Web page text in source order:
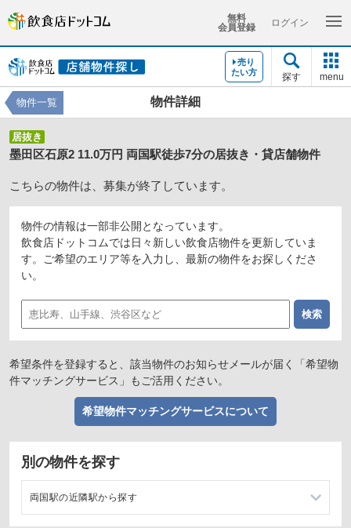
無料
会員登録
ログイン
売り
たい方
探す menu
物件詳細
物件一覧
居抜き
墨田区石原2 11.0万円 両国駅徒歩7分の居抜き・貸店舗物件
こちらの物件は、募集が終了しています。
物件の情報は一部非公開となっています。
飲食店ドットコムでは日々新しい飲食店物件を更新していま
す。ご希望のエリア等を入力し、最新の物件をお探しくださ
い。
希望条件を登録すると、該当物件のお知らせメールが届く「希望物
件マッチングサービス」もご活用ください。
希望物件マッチングサービスについて
別の物件を探す
両国駅の近隣駅から探す